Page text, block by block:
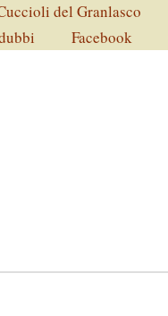
del Granlasco
Facebook